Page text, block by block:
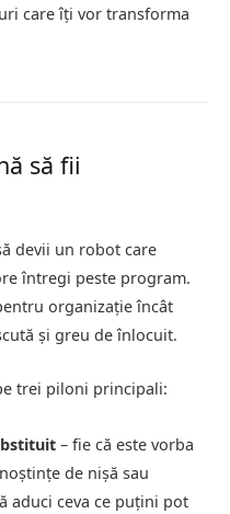
care îți vor transforma
să fii
devii un robot care
întregi peste program.
organizație încât
și greu de înlocuit.
trei piloni principali:
– fie că este vorba
de nișă sau
aduci ceva ce puțini pot